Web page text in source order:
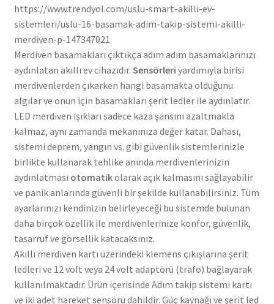
https://www.trendyol.com/uslu-smart-akilli-ev-
sistemleri/uslu-16-basamak-adim-takip-sistemi-akilli-
merdiven-p-147347021
Merdiven basamakları çıktıkça adım adım basamaklarınızı
aydınlatan akıllı ev cihazıdır. Sensörleri yardımıyla birisi
merdivenlerden çıkarken hangi basamakta olduğunu
algılar ve onun için basamakları şerit ledler ile aydınlatır.
LED merdiven ışıkları sadece kaza şansını azaltmakla
kalmaz, aynı zamanda mekanınıza değer katar. Dahası,
sistemi deprem, yangın vs. gibi güvenlik sistemlerinizle
birlikte kullanarak tehlike anında merdivenlerinizin
aydınlatması otomatikolarak açık kalmasını sağlayabilir
ve panik anlarında güvenli bir şekilde kullanabilirsiniz. Tüm
ayarlarınızı kendinizin belirleyeceği bu sistemde bulunan
daha birçok özellik ile merdivenlerinize konfor, güvenlik,
tasarruf ve görsellik katacaksınız.
Akıllı merdiven kartı üzerindeki klemens çıkışlarına şerit
ledleri ve 12 volt veya 24 volt adaptörü (trafo) bağlayarak
kullanılmaktadır. Ürün içerisinde Adım takip sistemi kartı
ve iki adet hareket sensörü dahildir. Güç kaynağı ve şerit led